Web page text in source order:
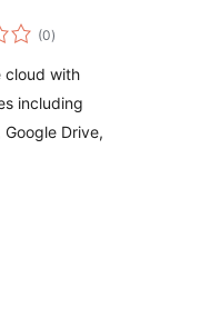
(0értékelés
összesen
)
cloud with
including
Drive,